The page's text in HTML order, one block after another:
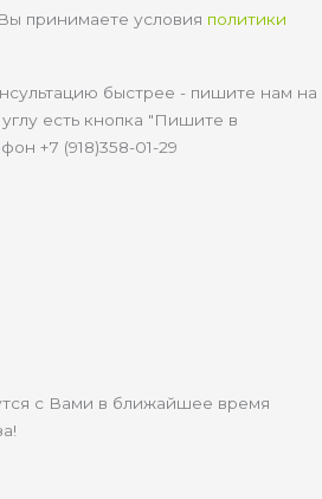
принимаете условия политики
быстрее - пишите нам на
есть кнопка "Пишите в
+7 (918)358-01-29
с Вами в ближайшее время